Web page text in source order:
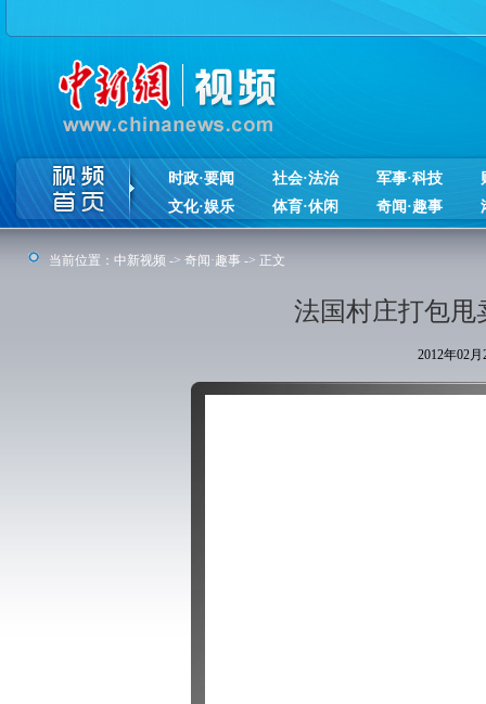
时政·要闻 社会·法治 军事·科技
文化·娱乐
体育·休闲 奇闻·趣事
当前位置： 中新视频 -> 奇闻·趣事 -> 正文
法国村庄打包甩
2012年02